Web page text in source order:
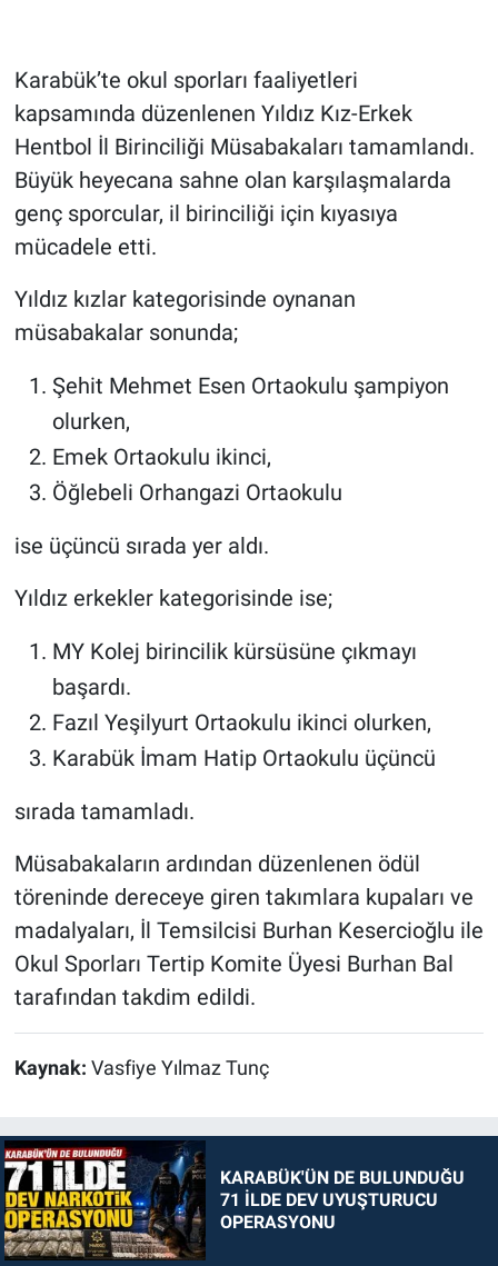
Karabük’te okul sporları faaliyetleri
kapsamında düzenlenen Yıldız Kız-Erkek
Hentbol İl Birinciliği Müsabakaları tamamlandı.
Büyük heyecana sahne olan karşılaşmalarda
genç sporcular, il birinciliği için kıyasıya
mücadele etti.
Yıldız kızlar kategorisinde oynanan
müsabakalar sonunda;
Şehit Mehmet Esen Ortaokulu şampiyon
olurken,
Emek Ortaokulu ikinci,
Öğlebeli Orhangazi Ortaokulu
ise üçüncü sırada yer aldı.
Yıldız erkekler kategorisinde ise;
MY Kolej birincilik kürsüsüne çıkmayı
başardı.
Fazıl Yeşilyurt Ortaokulu ikinci olurken,
Karabük İmam Hatip Ortaokulu üçüncü
sırada tamamladı.
Müsabakaların ardından düzenlenen ödül
töreninde dereceye giren takımlara kupaları ve
madalyaları, İl Temsilcisi Burhan Kesercioğlu ile
Okul Sporları Tertip Komite Üyesi Burhan Bal
tarafından takdim edildi.
Kaynak: Vasfiye Yılmaz Tunç
KARABÜK'ÜN DE BULUNDUĞU
71 İLDE DEV UYUŞTURUCU
OPERASYONU